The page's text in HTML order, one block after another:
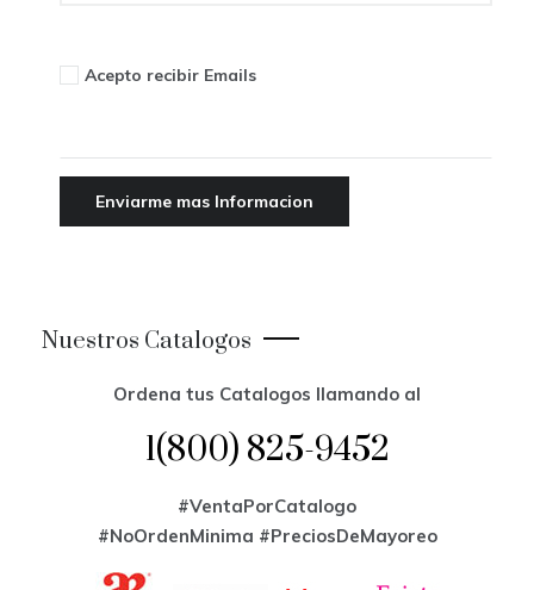
Acepto recibir Emails
Nuestros Catalogos
Ordena tus Catalogos llamando al
1(800) 825-9452
#VentaPorCatalogo
#NoOrdenMinima #PreciosDeMayoreo